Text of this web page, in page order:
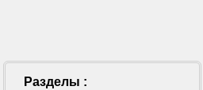
Разделы :